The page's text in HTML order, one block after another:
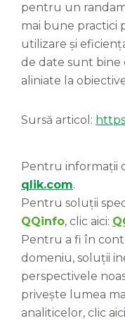
pentru un
mai bune practici
utilizare și
de date sunt bine
aliniate la
Sursă articol:
Pentru informații
qlik.com.
Pentru soluții
QQinfo, clic aici:
Pentru a fi în
domeniu, soluții
perspectivele
privește lumea
analiticelor, clic